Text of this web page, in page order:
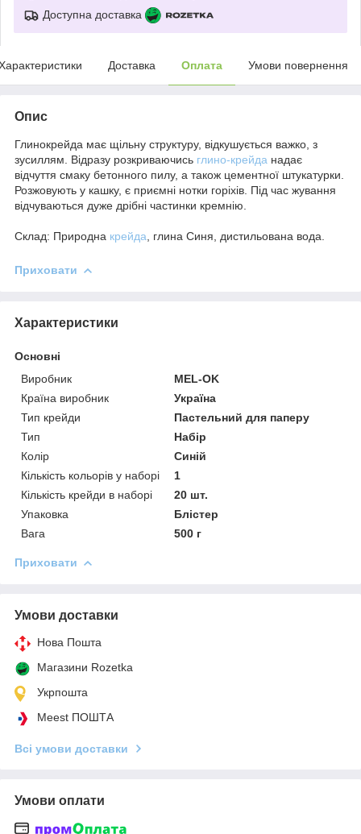
Доступна доставка
Доставка Оплата Умови повернення
Опис
Глинокрейда має щільну структуру, відкушується важко, з
зусиллям. Відразу розкриваючись глино-крейда надає
відчуття смаку бетонного пилу, а також цементної штукатурки.
Розжовують у кашку, є приємні нотки горіхів. Під час жування
відчуваються дуже дрібні частинки кремнію.
Склад: Природна крейда , глина Синя, дистильована вода.
Приховати
Характеристики
Основні
Виробник
MEL-OK
Країна виробник
Україна
Тип крейди
Пастельний для паперу
Тип
Набір
Колір
Синій
Кількість кольорів у наборі
1
Кількість крейди в наборі
20 шт.
Упаковка
Блістер
Вага
500 г
Приховати
Умови доставки
Нова Пошта
Магазини Rozetka
Укрпошта
Meest ПОШТА
Всі умови доставки
Умови оплати